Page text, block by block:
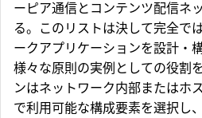
ーピア通信とコンテンツ配信ネ
る。このリストは決して完全で
ークアプリケーションを設計・
様々な原則の実例としての役割
ンはネットワーク内部またはホ
で利用可能な構成要素を選択し